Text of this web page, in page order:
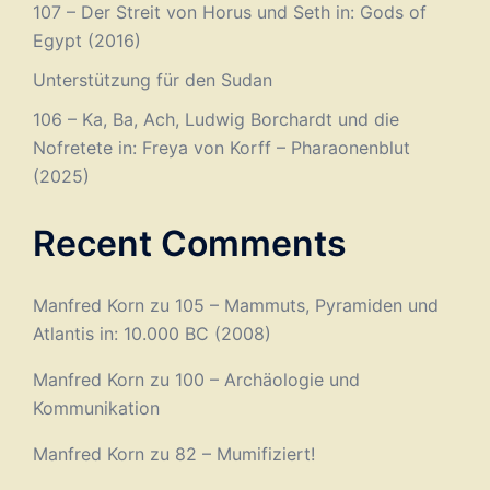
107 – Der Streit von Horus und Seth in: Gods of
Egypt (2016)
Unterstützung für den Sudan
106 – Ka, Ba, Ach, Ludwig Borchardt und die
Nofretete in: Freya von Korff – Pharaonenblut
(2025)
Recent Comments
Manfred Korn zu 105 – Mammuts, Pyramiden und
Atlantis in: 10.000 BC (2008)
Manfred Korn zu 100 – Archäologie und
Kommunikation
Manfred Korn zu 82 – Mumifiziert!